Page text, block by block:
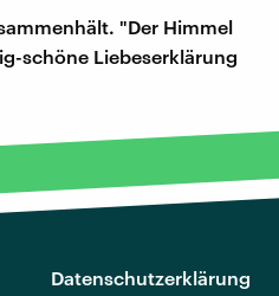
"Der Himmel
schöne Liebeserklärung
Datenschutzerklärung